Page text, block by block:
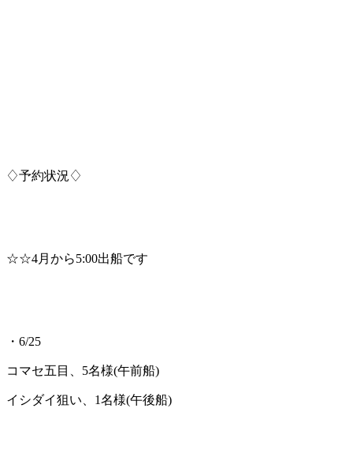
♢予約状況♢
☆☆4月から5:00出船です
・6/25
コマセ五目、5名様(午前船)
イシダイ狙い、1名様(午後船)